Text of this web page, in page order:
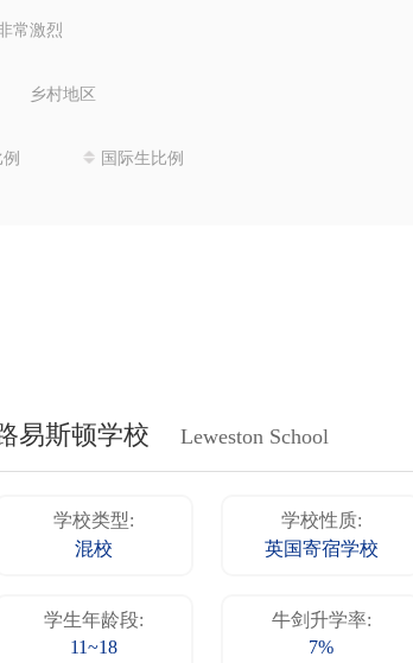
常激烈
乡村地区
国际生比例
易斯顿学校 Leweston School
学校类型:
混校
学校性质:
英国寄宿学校
学生年龄段:
11~18
牛剑升学率:
7%